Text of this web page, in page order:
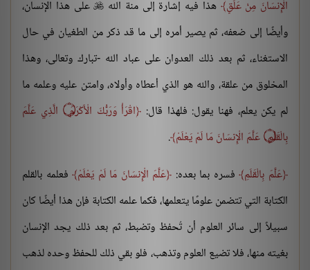
الْإِنسَانَ مِنْ عَلَقٍ هذا فيه إشارة إلى منة الله على هذا الإنسان،
وأيضًا إلى ضعفه، ثم يصير أمره إلى ما قد ذكر من الطغيان في حال
الاستغناء، ثم بعد ذلك العدوان على عباد الله -تبارك وتعالى، وهذا
المخلوق من علقة، والله هو الذي أعطاه وأولاه، وامتن عليه وعلمه ما
لم يكن يعلم، فهنا يقول: فلهذا قال:
اقْرَأْ وَرَبُّكَ الْأَكْرَمُ ۝ الَّذِي عَلَّمَ
بِالْقَلَمِ ۝ عَلَّمَ الْإِنسَانَ مَا لَمْ يَعْلَمْ
.
عَلَّمَ بِالْقَلَمِ فسره بما بعده: عَلَّمَ الْإِنسَانَ مَا لَمْ يَعْلَمْ فعلمه بالقلم
الكتابة التي تتضمن علومًا يتعلمها، فكما علمه الكتابة فإن هذا أيضًا كان
سبيلاً إلى سائر العلوم أن تُحفظ وتضبط، ثم بعد ذلك يجد الإنسان
بغيته منها، فلا تضيع العلوم وتذهب، فلو بقي ذلك للحفظ وحده لذهب